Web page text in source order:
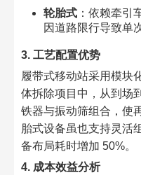
轮胎式：依赖牵引
因道路限行导致单
3. 工艺配置优势​
履带式移动站采用模块
体拆除项目中，从到场
铁器与振动筛组合，使
胎式设备虽也支持灵活
备布局耗时增加 50%。​
4. 成本效益分析​